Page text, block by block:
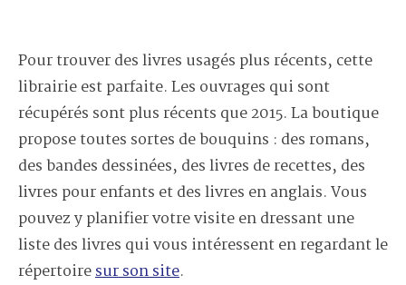
Pour trouver des livres usagés plus récents, cette
librairie est parfaite. Les ouvrages qui sont
récupérés sont plus récents que 2015. La boutique
propose toutes sortes de bouquins : des romans,
des bandes dessinées, des livres de recettes, des
livres pour enfants et des livres en anglais. Vous
pouvez y planifier votre visite en dressant une
liste des livres qui vous intéressent en regardant le
répertoiresur son site.